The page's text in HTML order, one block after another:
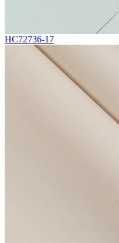
HC72736-17